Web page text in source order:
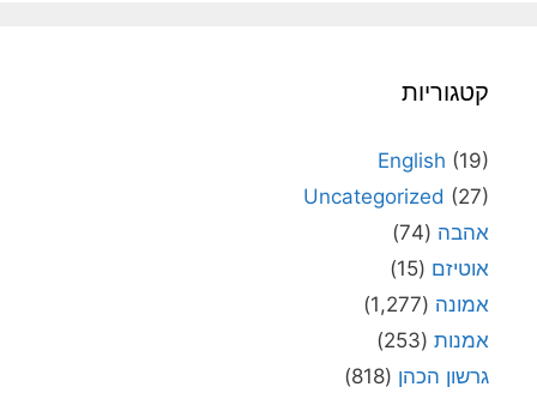
קטגוריות
English (19)
Uncategorized (27)
אהבה (74)
אוטיזם (15)
אמונה (1,277)
אמנות (253)
גרשון הכהן (818)